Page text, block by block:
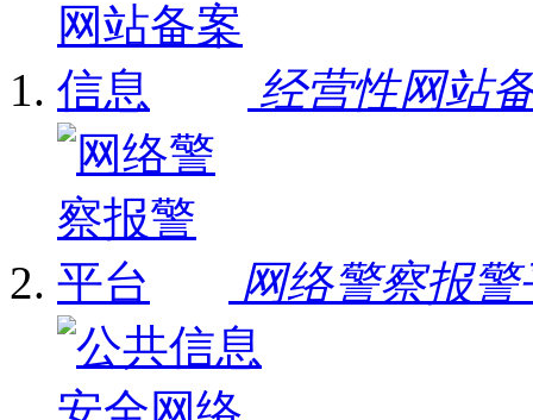
经营性网站
网络警察报警